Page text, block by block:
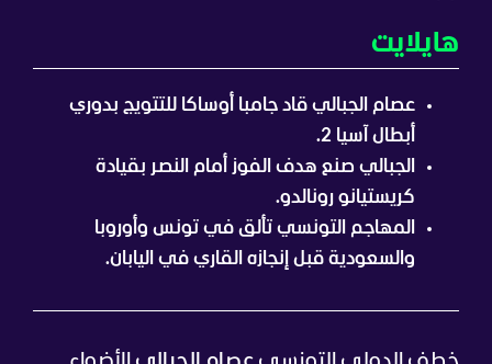
هايلايت
عصام الجبالي قاد جامبا أوساكا للتتويج بدوري
أبطال آسيا 2.
الجبالي صنع هدف الفوز أمام النصر بقيادة
كريستيانو رونالدو.
المهاجم التونسي تألق في تونس وأوروبا
والسعودية قبل إنجازه القاري في اليابان.